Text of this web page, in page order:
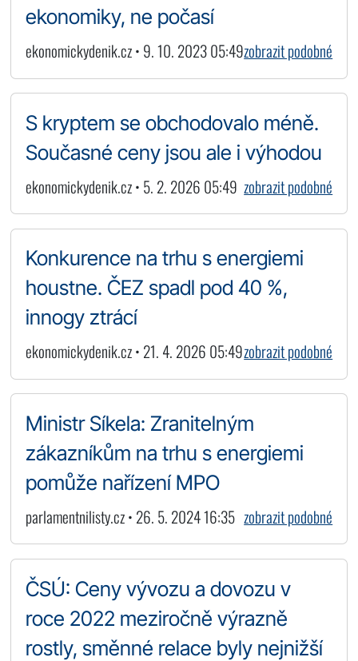
ekonomiky, ne počasí
ekonomickydenik.cz • 9. 10. 2023 05:49zobrazit podobné
S kryptem se obchodovalo méně.
Současné ceny jsou ale i výhodou
ekonomickydenik.cz • 5. 2. 2026 05:49 zobrazit podobné
Konkurence na trhu s energiemi
houstne. ČEZ spadl pod 40 %,
innogy ztrácí
ekonomickydenik.cz • 21. 4. 2026 05:49zobrazit podobné
Ministr Síkela: Zranitelným
zákazníkům na trhu s energiemi
pomůže nařízení MPO
parlamentnilisty.cz • 26. 5. 2024 16:35 zobrazit podobné
ČSÚ: Ceny vývozu a dovozu v
roce 2022 meziročně výrazně
rostly, směnné relace byly nejnižší